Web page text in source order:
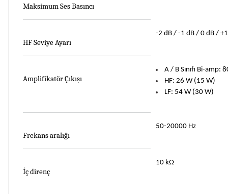
Maksimum Ses Basıncı
HF Seviye Ayarı
-2 dB / -1 dB / 0 dB /
Amplifikatör Çıkışı
A / B Sınıfı Bi-amp:
HF: 26 W (15 W)
LF: 54 W (30 W)
Frekans aralığı
50-20000 Hz
İç direnç
10 kΩ